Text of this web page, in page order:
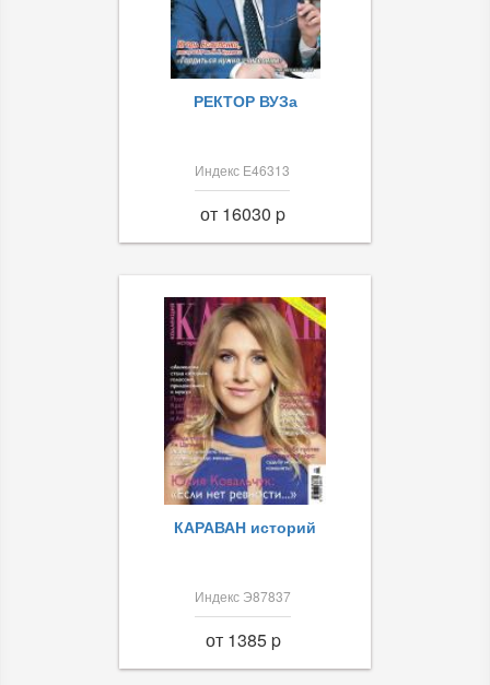
РЕКТОР ВУЗа
Индекс Е46313
от 16030 p
КАРАВАН историй
Индекс Э87837
от 1385 p